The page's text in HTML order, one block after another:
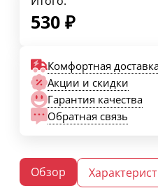
530 ₽
Комфортная
Акции и скидки
Гарантия качества
Обратная связь
Обзор